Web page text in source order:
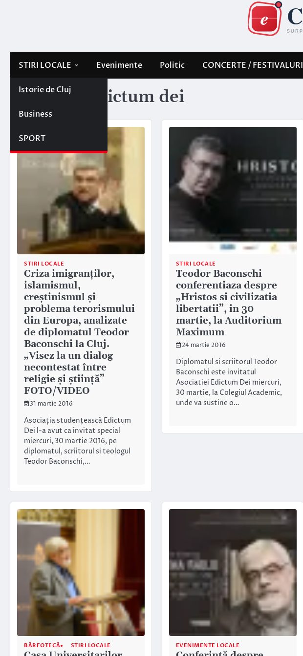
STIRI LOCALE
Istorie de Cluj
Business
SPORT
Evenimente Politic CONCERTE / FESTIVALURI
Etichetă: edictum dei
STIRI LOCALE
Criza imigranților,
islamismul,
creștinismul și
problema terorismului
din Europa, analizate
de diplomatul Teodor
Baconschi la Cluj.
„Visez la un dialog
necontestat între
religie și știință”
FOTO/VIDEO
31 martie 2016
Asociația studențească Edictum
Dei l-a avut ca invitat special
miercuri, 30 martie 2016, pe
diplomatul, scriitorul si teologul
Teodor Baconschi,…
STIRI LOCALE
Teodor Baconschi
conferentiaza despre
„Hristos si civilizatia
libertatii”, in 30
martie, la Auditorium
Maximum
24 martie 2016
Diplomatul si scriitorul Teodor
Baconschi este invitatul
Asociatiei Edictum Dei miercuri,
30 martie, la Colegiul Academic,
unde va sustine o…
BÂRFOTECĂ STIRI LOCALE EVENIMENTE LOCALE